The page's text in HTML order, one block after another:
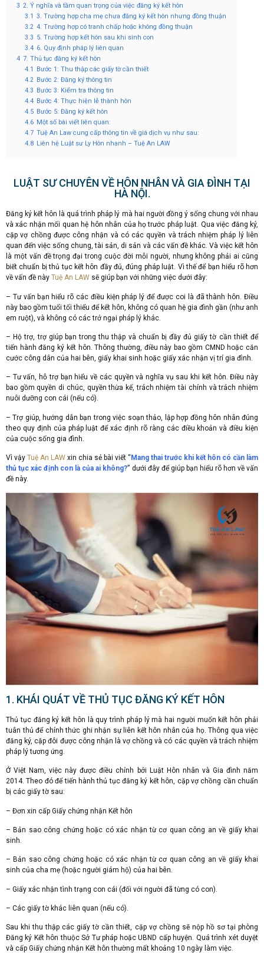
3 2. Ý nghĩa và tầm quan trọng của việc đăng ký kết hôn
3.1 3. Trường hợp cha mẹ chưa đăng ký kết hôn nhưng đồng thuận
3.2 4. Trường hợp có tranh chấp hoặc không đồng thuận
3.3 5. Trường hợp kết hôn sau khi sinh con
3.4 6. Quy định pháp lý liên quan
4 7. Thủ tục đăng ký kết hôn
4.1
Bước 1: Thu thập các giấy tờ cần thiết
4.2 Bước 2: Đăng ký thông tin
4.3
Bước 3: Kiểm tra thông tin
4.4 Bước 4: Thực hiện lễ thành hôn
4.5 Bước 5: Đăng ký kết hôn
4.6 Một số bài viết liên quan:
4.7 Tuệ An Law cung cấp thông tin về giá dịch vụ như sau:
4.8 Liên hệ Luật sư Ly Hôn nhanh – Tuệ An LAW
LUẬT SƯ CHUYÊN VỀ HÔN NHÂN VÀ GIA ĐÌNH TẠI
HÀ NỘI.
Đăng ký kết hôn là quá trình pháp lý mà hai người đồng ý sống chung với nhau
và xác nhận mối quan hệ hôn nhân của họ trước pháp luật. Qua việc đăng ký,
cặp vợ chồng được công nhận và có các quyền và trách nhiệm pháp lý liên
quan đến việc sống chung, tài sản, di sản và các vấn đề khác. Và việc kết hôn
là một vấn đề trọng đại trong cuộc đời mỗi người, nhưng không phải ai cũng
biết chuẩn bị thủ tục kết hôn đầy đủ, đúng pháp luật. Vì thế để bạn hiểu rõ hơn
về vấn đề này Tuệ An LAW sẽ giúp bạn với những việc dưới đây:
– Tư vấn bạn hiểu rõ các điều kiện pháp lý để được coi là đã thành hôn. Điều
này bao gồm tuổi tối thiểu để kết hôn, không có quan hệ gia đình gần (như anh
em ruột), và không có các trở ngại pháp lý khác.
– Hộ trợ, trợ giúp bạn trong thu thập và chuẩn bị đầy đủ giấy tờ cần thiết để
tiến hành đăng ký kết hôn. Thông thường, điều này bao gồm CMND hoặc căn
cước công dân của hai bên, giấy khai sinh hoặc giấy xác nhận vị trí gia đình.
– Tư vấn, hỗ trợ bạn hiểu về các quyền và nghĩa vụ sau khi kết hôn. Điều này
bao gồm quyền di chúc, quyền thừa kế, trách nhiệm tài chính và trách nhiệm
nuôi dưỡng con cái (nếu có).
– Trợ giúp, hướng dẫn bạn trong việc soạn thảo, lập hợp đồng hôn nhân đúng
theo quy định của pháp luật để xác định rõ ràng các điều khoản và điều kiện
của cuộc sống gia đình.
Vì vậy Tuệ An LAW xin chia sẻ bài viết “ Mang thai trước khi kết hôn có cần làm
thủ tục xác định con là của ai không?” dưới đây để giúp bạn hiểu rõ hơn về vấn
đề này.
1. KHÁI QUÁT VỀ THỦ TỤC ĐĂNG KÝ KẾT HÔN
Thủ tục đăng ký kết hôn là quy trình pháp lý mà hai người muốn kết hôn phải
tuân thủ để chính thức ghi nhận sự liên kết hôn nhân của họ. Thông qua việc
đăng ký, cặp đôi được công nhận là vợ chồng và có các quyền và trách nhiệm
pháp lý tương ứng.
Ở Việt Nam, việc này được điều chỉnh bởi Luật Hôn nhân và Gia đình năm
2014. Theo đó để tiến hành thủ tục đăng ký kết hôn, cặp vợ chồng cần chuẩn
bị các giấy tờ sau:
– Đơn xin cấp Giấy chứng nhận Kết hôn
– Bản sao công chứng hoặc có xác nhận từ cơ quan công an về giấy khai
sinh.
– Bản sao công chứng hoặc có xác nhận từ cơ quan công an về giấy khai
sinh của cha mẹ (hoặc người giám hộ) của hai bên.
– Giấy xác nhận tình trạng con cái (đối với người đã từng có con).
– Các giấy tờ khác liên quan (nếu có).
Sau khi thu thập các giấy tờ cần thiết, cặp vợ chồng sẽ nộp hồ sơ tại phòng
Đăng ký Kết hôn thuộc Sở Tư pháp hoặc UBND cấp huyện. Quá trình xét duyệt
và cấp Giấy chứng nhận Kết hôn thường mất khoảng 10 ngày làm việc.